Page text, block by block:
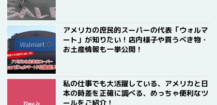
アメリカの庶民的スーパーの代表「ウォルマ
ート」が知りたい！店内様子や買うべき物・
お土産情報も一挙公開！
私の仕事でも大活躍している、アメリカと日
本の時差を正確に調べる、めっちゃ便利なツ
ールをご紹介！